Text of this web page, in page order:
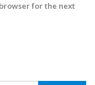
for the next